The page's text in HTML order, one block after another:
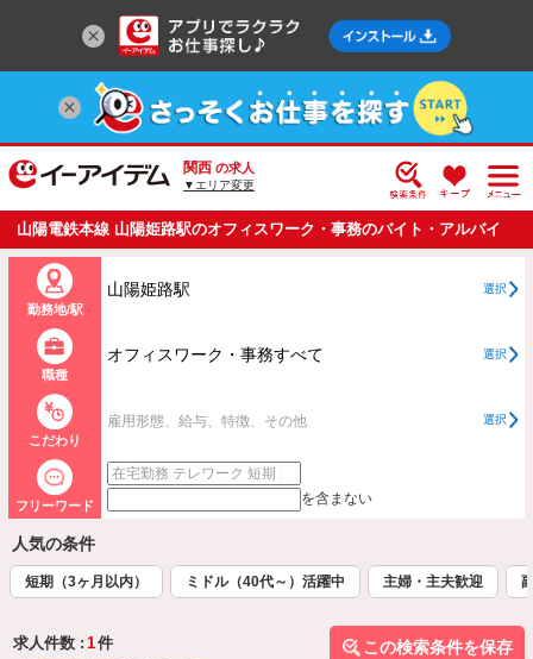
関西 の求人
▼エリア変更
山陽電鉄本線 山陽姫路駅のオフィスワーク・事務のバイト・アルバイ
ト・パートの求人情報一覧
勤務地/駅
山陽姫路駅 選択
職種
オフィスワーク・事務すべて 選択
こだわり
雇用形態、給与、特徴、その他 選択
フリーワード を含まない
人気の条件
短期（3ヶ月以内） ミドル（40代～）活躍中 主婦・主夫歓迎
求人件数 : 1件
この検索条件を保存